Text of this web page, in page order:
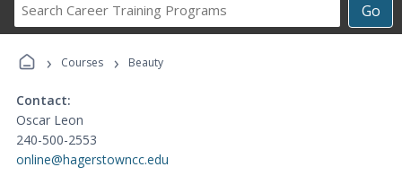
Go
Career
› Courses › Beauty
Contact:
Oscar Leon
240-500-2553
online@hagerstowncc.edu